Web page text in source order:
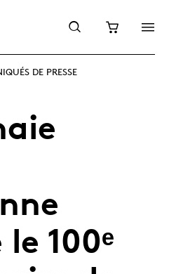
DE PRESSE
100ᵉ